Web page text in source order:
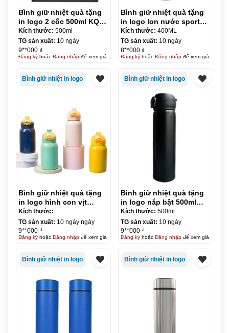
Bình giữ nhiệt quà tặng
in logo 2 cốc 500ml KQ-
BGN66
Kích thước: 500ml
TG sản xuất: 10 ngày
9**000 ₫
Đăng kýhoặc Đăng nhậpđể xem giá
Bình giữ nhiệt quà tặng
in logo lon nước sport
400ml KQ-BGN67
Kích thước: 400ML
TG sản xuất: 10 ngày
8**000 ₫
Đăng kýhoặc Đăng nhậpđể xem giá
Bình giữ nhiệt in logo
Bình giữ nhiệt quà tặng
in logo hình con vịt
350ml KQ-BGN68
Kích thước:
TG sản xuất: 10 ngày ngày
9**000 ₫
Đăng kýhoặc Đăng nhậpđể xem giá
Bình giữ nhiệt in logo
Bình giữ nhiệt quà tặng
in logo nắp bật 500ml
KQ-BGN69
Kích thước: 500ml
TG sản xuất: 10 ngày
9**000 ₫
Đăng kýhoặc Đăng nhậpđể xem giá
Bình giữ nhiệt in logo Bình giữ nhiệt in logo